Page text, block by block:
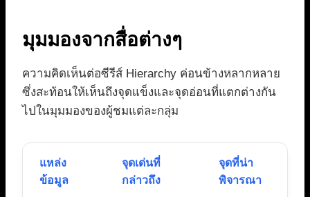
มุมมองจากสื่อต่างๆ
ความคิดเห็นต่อซีรีส์ Hierarchy ค่อนข้างหลากหลาย
ซึ่งสะท้อนให้เห็นถึงจุดแข็งและจุดอ่อนที่แตกต่างกัน
ไปในมุมมองของผู้ชมแต่ละกลุ่ม
แหล่ง
ข้อมูล
จุดเด่นที่
กล่าวถึง
จุดที่น่า
พิจารณา